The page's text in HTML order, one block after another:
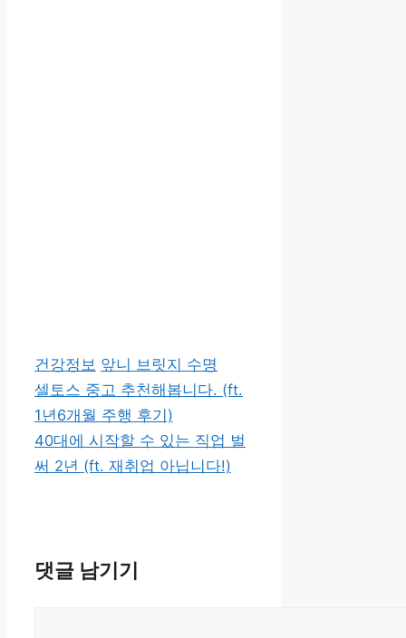
카
테
고
리
건강정보 태
그
앞니 브릿지 수명
셀토스 중고 추천해봅니다. (ft.
1년6개월 주행 후기)
40대에 시작할 수 있는 직업 벌
써 2년 (ft. 재취업 아닙니다!)
댓글 남기기